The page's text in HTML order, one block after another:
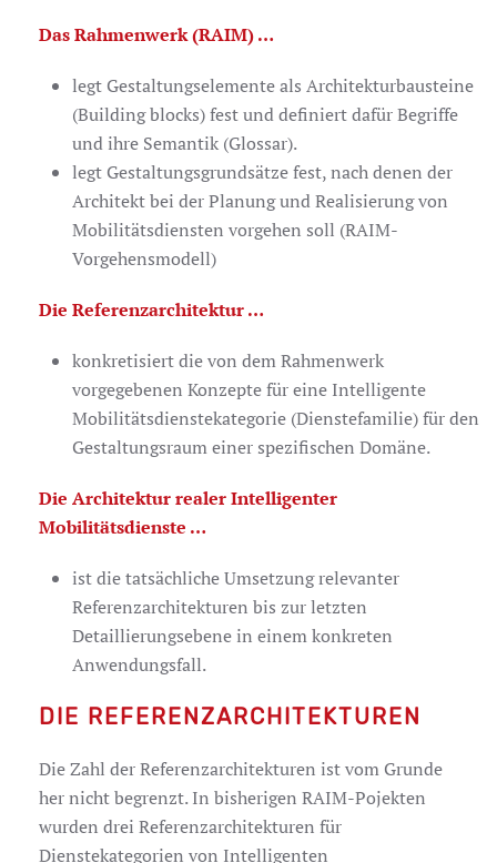
Das Rahmenwerk (RAIM) …
legt Gestaltungselemente als Architekturbausteine
(Building blocks) fest und definiert dafür Begriffe
und ihre Semantik (Glossar).
legt Gestaltungsgrundsätze fest, nach denen der
Architekt bei der Planung und Realisierung von
Mobilitätsdiensten vorgehen soll (RAIM-
Vorgehensmodell)
Die Referenzarchitektur …
konkretisiert die von dem Rahmenwerk
vorgegebenen Konzepte für eine Intelligente
Mobilitätsdienstekategorie (Dienstefamilie) für den
Gestaltungsraum einer spezifischen Domäne.
Die Architektur realer Intelligenter
Mobilitätsdienste …
ist die tatsächliche Umsetzung relevanter
Referenzarchitekturen bis zur letzten
Detaillierungsebene in einem konkreten
Anwendungsfall.
DIE REFERENZARCHITEKTUREN
Die Zahl der Referenzarchitekturen ist vom Grunde
her nicht begrenzt. In bisherigen RAIM-Pojekten
wurden drei Referenzarchitekturen für
Dienstekategorien von Intelligenten